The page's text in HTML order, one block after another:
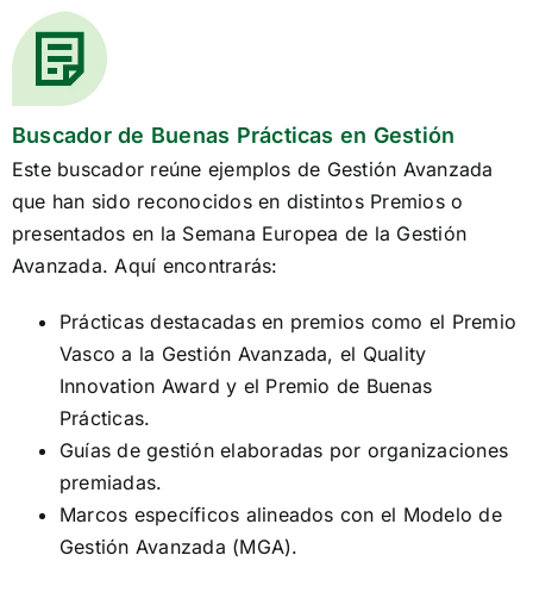
Buscador de Buenas Prácticas en Gestión
Este buscador reúne ejemplos de Gestión Avanzada
que han sido reconocidos en distintos Premios o
presentados en la Semana Europea de la Gestión
Avanzada. Aquí encontrarás:
Prácticas destacadas en premios como el Premio
Vasco a la Gestión Avanzada, el Quality
Innovation Award y el Premio de Buenas
Prácticas.
Guías de gestión elaboradas por organizaciones
premiadas.
Marcos específicos alineados con el Modelo de
Gestión Avanzada (MGA).